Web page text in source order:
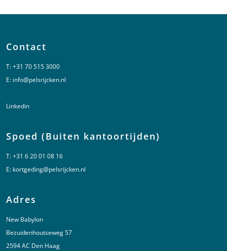
Contact
T:+31 70 515 3000
E: info@pelsrijcken.nl
Linkedin
Spoed (Buiten kantoortijden)
T:+31 6 20 01 08 16
E: kortgeding@pelsrijcken.nl
Adres
New Babylon
Bezuidenhoutseweg 57
2594 AC Den Haag